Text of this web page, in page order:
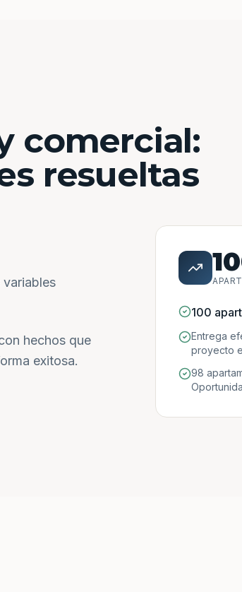
comercial:
resueltas
hechos que
exitosa.
100
Entrega
proyecto
98